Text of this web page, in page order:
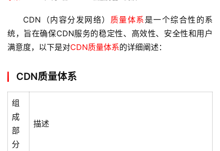
CDN（内容分发网络） 质量体系 是一个综合性的系
统，旨在确保CDN服务的稳定性、高效性、安全性和用户
满意度，以下是对CDN质量体系的详细阐述：
CDN质量体系
组
成
部
分
描述